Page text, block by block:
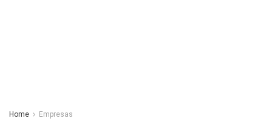
Home Empresas